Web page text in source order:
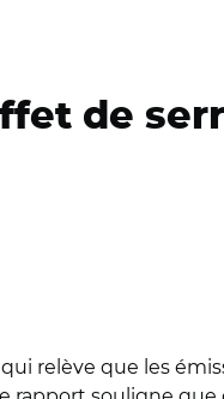
de
relève que les